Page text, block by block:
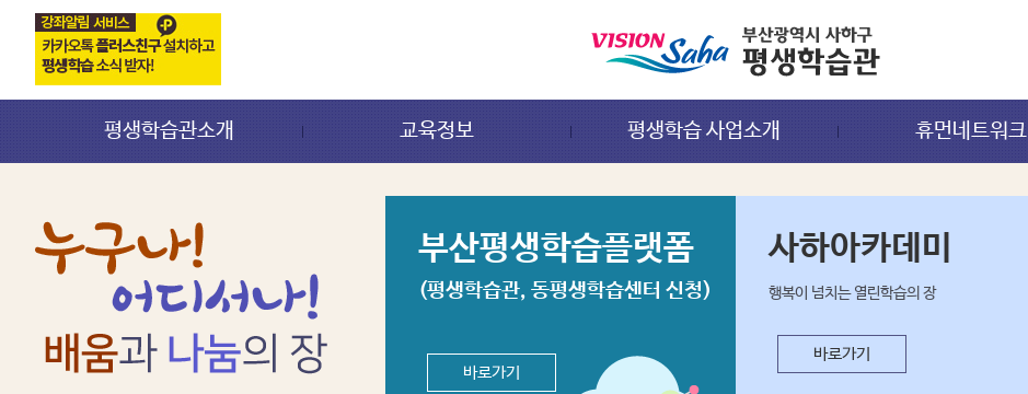
평생학습관소개 교육정보 평생학습 사업소개 휴먼네트워크
부산평생학습플랫폼
(평생학습관, 동평생학습센터 신청)
바로가기
사하아카데미
행복이 넘치는 열린학습의 장
바로가기